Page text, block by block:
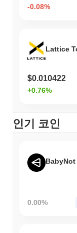
-0.08%
$0.010422
+0.76%
인기 코인
BabyNot
0.00%